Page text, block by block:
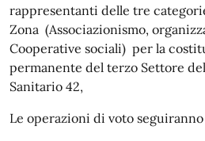
rappresentanti delle tre
Zona (Associazionismo,
Cooperative sociali) per la
permanente del terzo Settore
Sanitario 42,
Le operazioni di voto